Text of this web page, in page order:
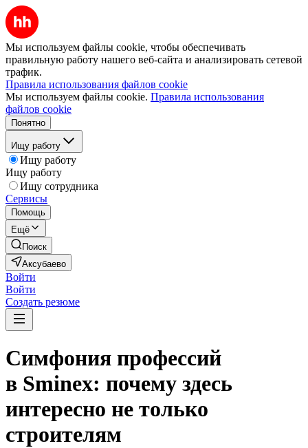
Мы используем файлы cookie, чтобы обеспечивать
правильную работу нашего веб-сайта и анализировать сетевой
трафик.
Правила использования файлов cookie
Мы используем файлы cookie. Правила использования
файлов cookie
Понятно
Ищу работу
Ищу работу
Ищу работу
Ищу сотрудника
Сервисы
Помощь
Ещё
Поиск
Аксубаево
Войти
Войти
Создать резюме
Симфония профессий
в Sminex: почему здесь
интересно не только
строителям